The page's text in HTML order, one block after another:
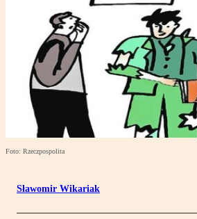
Foto: Rzeczpospolita
Sławomir Wikariak